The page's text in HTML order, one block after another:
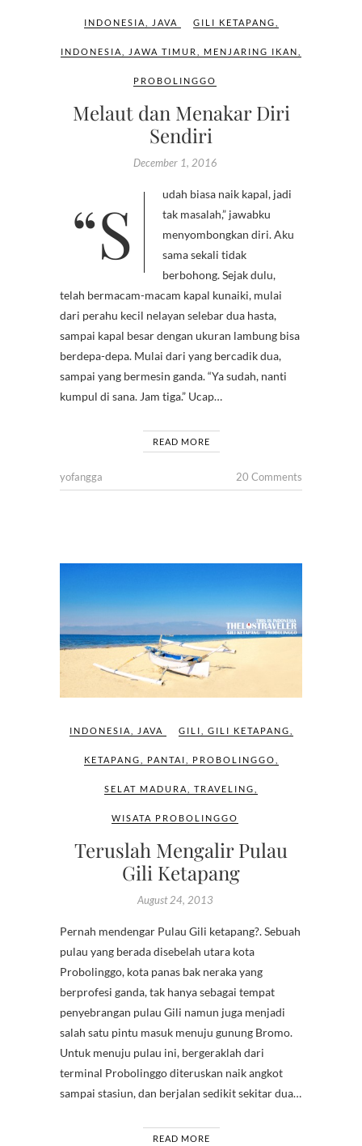
INDONESIA JAVA GILI KETAPANG
INDONESIA JAWA TIMUR MENJARING IKAN
PROBOLINGGO
Melaut dan Menakar Diri
Sendiri
December 1, 2016
“Sudah biasa naik kapal, jadi
tak masalah,” jawabku
menyombongkan diri. Aku
sama sekali tidak
berbohong. Sejak dulu,
telah bermacam-macam kapal kunaiki, mulai
dari perahu kecil nelayan selebar dua hasta,
sampai kapal besar dengan ukuran lambung bisa
berdepa-depa. Mulai dari yang bercadik dua,
sampai yang bermesin ganda. “Ya sudah, nanti
kumpul di sana. Jam tiga.” Ucap…
READ MORE
yofangga 20 Comments
INDONESIA JAVA GILI GILI KETAPANG
KETAPANG PANTAI PROBOLINGGO
SELAT MADURA TRAVELING
WISATA PROBOLINGGO
Teruslah Mengalir Pulau
Gili Ketapang
August 24, 2013
Pernah mendengar Pulau Gili ketapang?. Sebuah
pulau yang berada disebelah utara kota
Probolinggo, kota panas bak neraka yang
berprofesi ganda, tak hanya sebagai tempat
penyebrangan pulau Gili namun juga menjadi
salah satu pintu masuk menuju gunung Bromo.
Untuk menuju pulau ini, bergeraklah dari
terminal Probolinggo diteruskan naik angkot
sampai stasiun, dan berjalan sedikit sekitar dua…
READ MORE